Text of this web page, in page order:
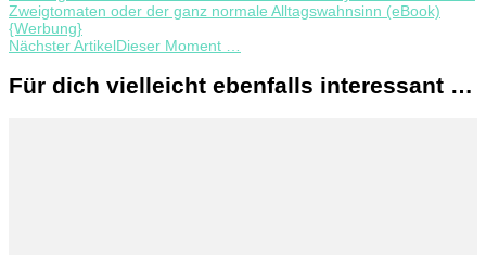
Zweigtomaten oder der ganz normale Alltagswahnsinn (eBook)
{Werbung}
Nächster ArtikelDieser Moment …
Für dich vielleicht ebenfalls interessant …